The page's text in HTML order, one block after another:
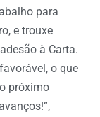
para
e trouxe
à Carta.
o que
próximo